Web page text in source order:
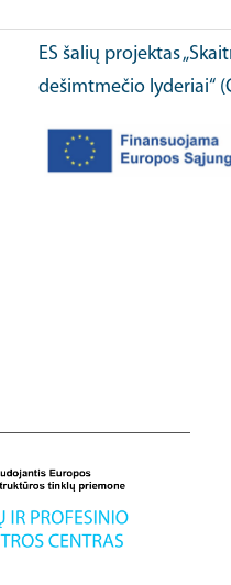
ES šalių projektas
dešimtmečio lyderiai“